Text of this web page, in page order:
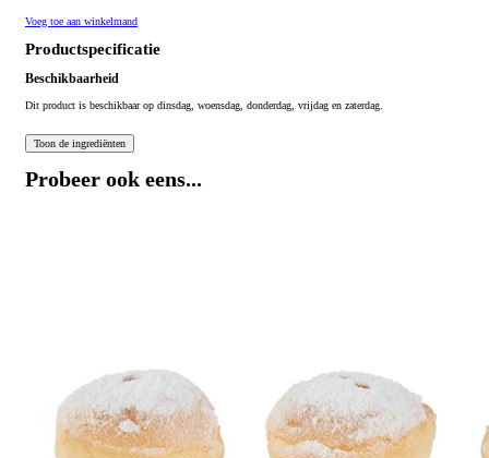
Voeg toe aan winkelmand
Productspecificatie
Beschikbaarheid
Dit product is beschikbaar op dinsdag, woensdag, donderdag, vrijdag en zaterdag.
Probeer ook eens...